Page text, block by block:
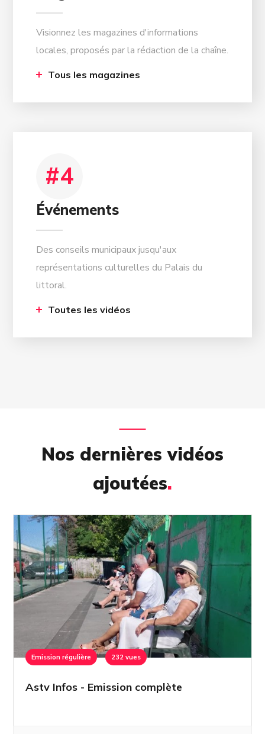
Visionnez les magazines d'informations
locales, proposés par la rédaction de la chaîne.
Tous les magazines
#4
Événements
Des conseils municipaux jusqu'aux
représentations culturelles du Palais du
littoral.
Toutes les vidéos
Nos dernières vidéos
ajoutées.
Emission régulière 232 vues
Astv Infos - Emission complète